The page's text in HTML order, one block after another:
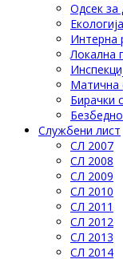
Одсек за
Eкологија
Интерна
Локална
Матична
Бирачки
Службени лист
СЛ 2007
СЛ 2008
СЛ 2009
СЛ 2010
СЛ 2011
СЛ 2012
СЛ 2013
СЛ 2014